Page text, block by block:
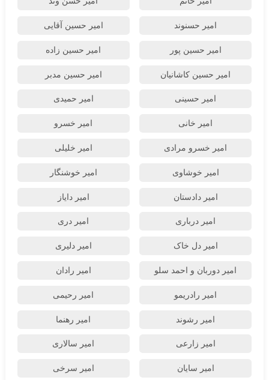
امیر حسنوند امیر حسین آقایی
امیر حسین پور امیر حسین زاده
امیر حسین کاشانیان امیر حسین مدبر
امیر حسینی امیر حمیدی
امیر خانی امیر خسرو
امیر خسرو مرادی امیر خلیلی
امیر خوشاوی امیر خوشنگار
امیر دادستان امیر دایاز
امیر درباری امیر دری
امیر دل خاک امیر دلیری
امیر دوربان و احمد سلو امیر رادان
امیر رادریمو امیر رحیمی
امیر رشوند امیر رهنما
امیر زارعی امیر سالاری
امیر سایان امیر سرخی